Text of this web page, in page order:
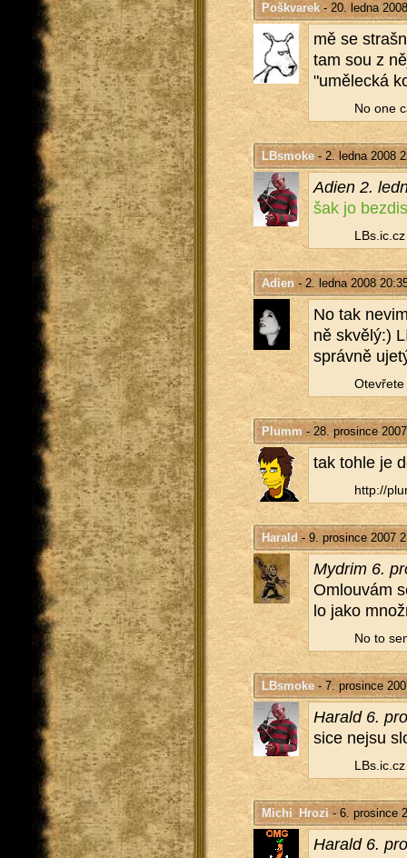
Poškvarek- 20. ledna
mě se
tam sou z
"umě­lec­ká
No one
LBsmoke- 2. ledna 2008
Adien 2.
šak jo
LBs.​ic.​cz
Adien- 2. ledna 2008
No tak
ně skvě­lý:)
správ­ně
Plumm - 28. prosince
tak tohle je
http://​
Harald - 9. prosince 2007
Mydrim 6.
Omlou­vám
lo jako
No to
LBsmoke- 7. prosince
Ha­rald 6.
sice nejsu
LBs.​ic.​cz
Michi_Hrozi - 6. prosince
Ha­rald 6.